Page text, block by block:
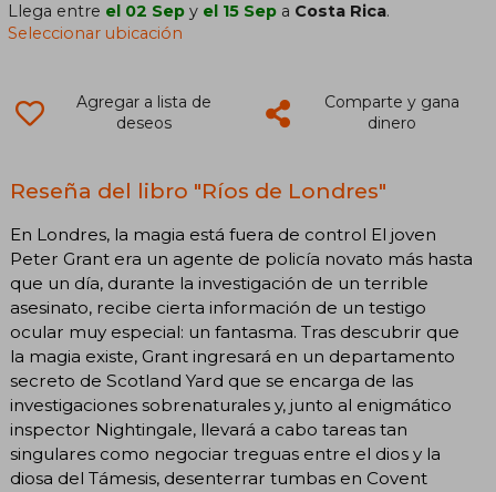
Llega entre el 02 Sep y el 15 Sep a Costa Rica.
Seleccionar ubicación
Agregar a lista de
deseos
Comparte y gana
dinero
Reseña del libro "Ríos de Londres"
En Londres, la magia está fuera de control El joven
Peter Grant era un agente de policía novato más hasta
que un día, durante la investigación de un terrible
asesinato, recibe cierta información de un testigo
ocular muy especial: un fantasma. Tras descubrir que
la magia existe, Grant ingresará en un departamento
secreto de Scotland Yard que se encarga de las
investigaciones sobrenaturales y, junto al enigmático
inspector Nightingale, llevará a cabo tareas tan
singulares como negociar treguas entre el dios y la
diosa del Támesis, desenterrar tumbas en Covent